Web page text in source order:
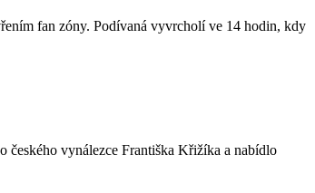
fan zóny. Podívaná vyvrcholí ve 14 hodin, kdy
českého vynálezce Františka Křižíka a nabídlo